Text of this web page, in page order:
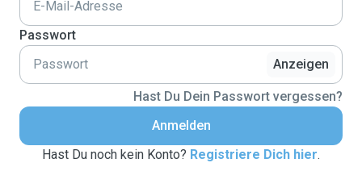
Passwort
Anzeigen
Hast Du Dein Passwort vergessen?
Anmelden
Hast Du noch kein Konto? Registriere Dich hier.